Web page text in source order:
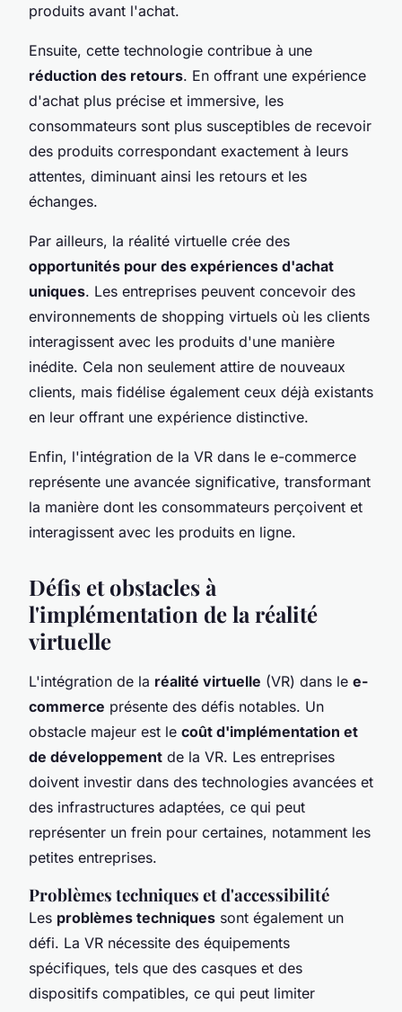
produits avant l'achat.
Ensuite, cette technologie contribue à une
réduction des retours. En offrant une expérience
d'achat plus précise et immersive, les
consommateurs sont plus susceptibles de recevoir
des produits correspondant exactement à leurs
attentes, diminuant ainsi les retours et les
échanges.
Par ailleurs, la réalité virtuelle crée des
opportunités pour des expériences d'achat
uniques. Les entreprises peuvent concevoir des
environnements de shopping virtuels où les clients
interagissent avec les produits d'une manière
inédite. Cela non seulement attire de nouveaux
clients, mais fidélise également ceux déjà existants
en leur offrant une expérience distinctive.
Enfin, l'intégration de la VR dans le e-commerce
représente une avancée significative, transformant
la manière dont les consommateurs perçoivent et
interagissent avec les produits en ligne.
Défis et obstacles à
l'implémentation de la réalité
virtuelle
L'intégration de la réalité virtuelle (VR) dans le e-
commerce présente des défis notables. Un
obstacle majeur est le coût d'implémentation et
de développement de la VR. Les entreprises
doivent investir dans des technologies avancées et
des infrastructures adaptées, ce qui peut
représenter un frein pour certaines, notamment les
petites entreprises.
Problèmes techniques et d'accessibilité
Les problèmes techniques sont également un
défi. La VR nécessite des équipements
spécifiques, tels que des casques et des
dispositifs compatibles, ce qui peut limiter